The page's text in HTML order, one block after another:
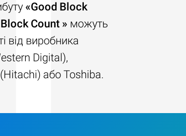
«Good Block
Count » можуть
від виробника
Digital),
або Toshiba.